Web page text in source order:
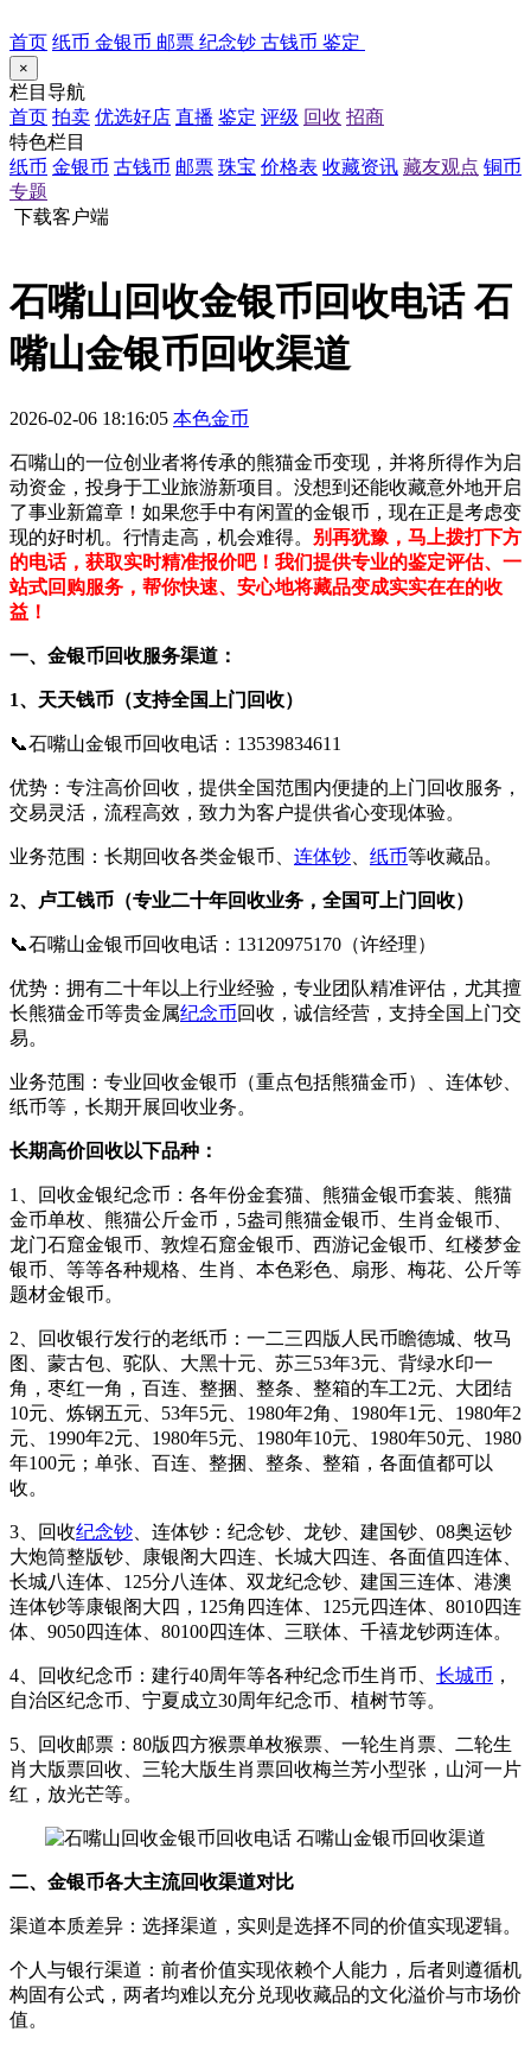
首页 纸币 金银币 邮票 纪念钞 古钱币 鉴定
×
栏目导航
首页 拍卖 优选好店 直播 鉴定 评级 回收 招商
特色栏目
纸币 金银币 古钱币 邮票 珠宝 价格表 收藏资讯 藏友观点 铜币
专题
下载客户端
石嘴山回收金银币回收电话 石
嘴山金银币回收渠道
2026-02-06 18:16:05 本色金币
石嘴山的一位创业者将传承的熊猫金币变现，并将所得作为启
动资金，投身于工业旅游新项目。没想到还能收藏意外地开启
了事业新篇章！如果您手中有闲置的金银币，现在正是考虑变
现的好时机。行情走高，机会难得。 别再犹豫，马上拨打下方
的电话，获取实时精准报价吧！我们提供专业的鉴定评估、一
站式回购服务，帮你快速、安心地将藏品变成实实在在的收
益！
一、金银币回收服务渠道：
1、天天钱币（支持全国上门回收）
📞石嘴山金银币回收电话：13539834611
优势：专注高价回收，提供全国范围内便捷的上门回收服务，
交易灵活，流程高效，致力为客户提供省心变现体验。
业务范围：长期回收各类金银币、 连体钞 纸币等收藏品。
2、卢工钱币（专业二十年回收业务，全国可上门回收）
📞石嘴山金银币回收电话：13120975170（许经理）
优势：拥有二十年以上行业经验，专业团队精准评估，尤其擅
长熊猫金币等贵金属纪念币回收，诚信经营，支持全国上门交
易。
业务范围：专业回收金银币（重点包括熊猫金币）、连体钞、
纸币等，长期开展回收业务。
长期高价回收以下品种：
1、回收金银纪念币：各年份金套猫、熊猫金银币套装、熊猫
金币单枚、熊猫公斤金币，5盎司熊猫金银币、生肖金银币、
龙门石窟金银币、敦煌石窟金银币、西游记金银币、红楼梦金
银币、等等各种规格、生肖、本色彩色、扇形、梅花、公斤等
题材金银币。
2、回收银行发行的老纸币：一二三四版人民币瞻德城、牧马
图、蒙古包、驼队、大黑十元、苏三53年3元、背绿水印一
角，枣红一角，百连、整捆、整条、整箱的车工2元、大团结
10元、炼钢五元、53年5元、1980年2角、1980年1元、1980年2
元、1990年2元、1980年5元、1980年10元、1980年50元、1980
年100元；单张、百连、整捆、整条、整箱，各面值都可以
收。
3、回收纪念钞 、连体钞：纪念钞、龙钞、建国钞、08奥运钞
大炮筒整版钞、康银阁大四连、长城大四连、各面值四连体、
长城八连体、125分八连体、双龙纪念钞、建国三连体、港澳
连体钞等康银阁大四，125角四连体、125元四连体、8010四连
体、9050四连体、80100四连体、三联体、千禧龙钞两连体。
4、回收纪念币：建行40周年等各种纪念币生肖币、 长城币 ，
自治区纪念币、宁夏成立30周年纪念币、植树节等。
5、回收邮票：80版四方猴票单枚猴票、一轮生肖票、二轮生
肖大版票回收、三轮大版生肖票回收梅兰芳小型张，山河一片
红，放光芒等。
二、金银币各大主流回收渠道对比
渠道本质差异：选择渠道，实则是选择不同的价值实现逻辑。
个人与银行渠道：前者价值实现依赖个人能力，后者则遵循机
构固有公式，两者均难以充分兑现收藏品的文化溢价与市场价
值。